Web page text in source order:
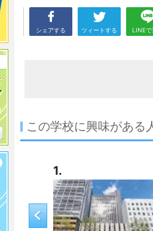
シェアする ツィートする LINEで
この学校に興味がある
1.